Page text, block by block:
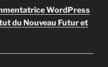
WordPress
du Nouveau Futur et